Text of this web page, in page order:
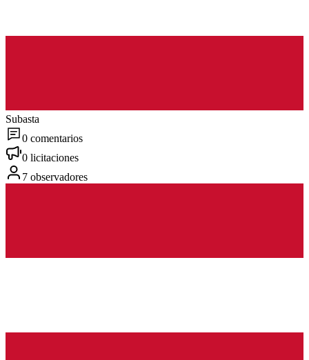
Subasta
0 comentarios
0 licitaciones
7 observadores